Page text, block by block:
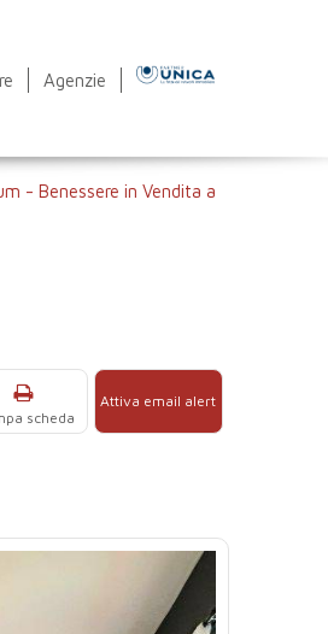
Agenzie
- Benessere in Vendita a
Attiva email alert
scheda